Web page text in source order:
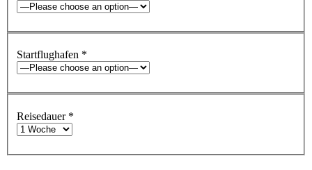
Startflughafen *
Reisedauer *